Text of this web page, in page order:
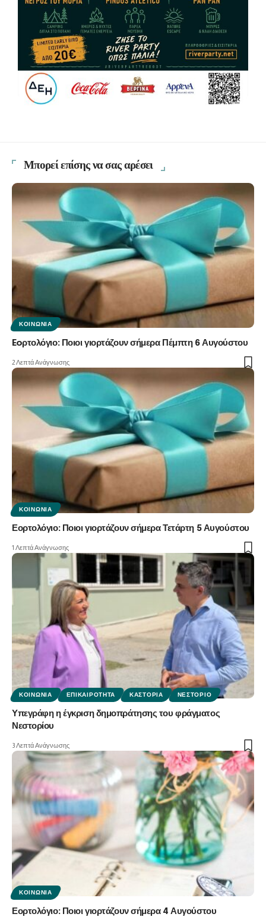
Μπορεί επίσης να σας αρέσει
ΚΟΙΝΩΝΊΑ
Eoρτολόγιο: Ποιοι γιορτάζουν σήμερα Πέμπτη 6 Αυγούστου
2 Λεπτά Ανάγνωσης
ΚΟΙΝΩΝΊΑ
Εορτολόγιο: Ποιοι γιορτάζουν σήμερα Τετάρτη 5 Αυγούστου
1 Λεπτά Ανάγνωσης
ΚΟΙΝΩΝΊΑ ΕΠΙΚΑΙΡΌΤΗΤΑ ΚΑΣΤΟΡΙΆ ΝΕΣΤΌΡΙΟ
Υπεγράφη η έγκριση δημοπράτησης του φράγματος
Νεστορίου
3 Λεπτά Ανάγνωσης
ΚΟΙΝΩΝΊΑ
Εορτολόγιο: Ποιοι γιορτάζουν σήμερα 4 Αυγούστου